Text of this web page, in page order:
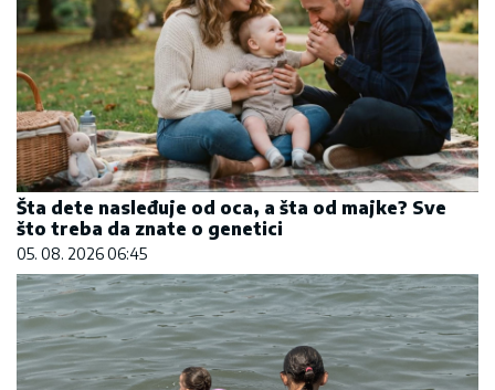
Šta dete nasleđuje od oca, a šta od majke? Sve
što treba da znate o genetici
05. 08. 2026 06:45